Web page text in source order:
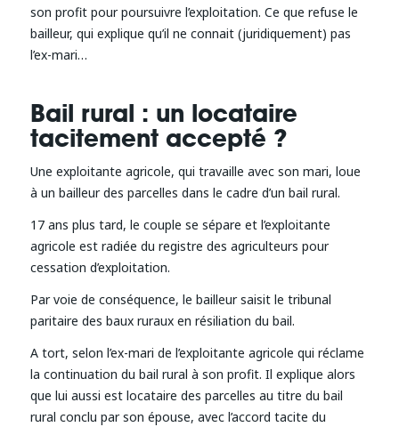
son profit pour poursuivre l’exploitation. Ce que refuse le
bailleur, qui explique qu’il ne connait (juridiquement) pas
l’ex-mari…
Bail rural : un locataire
tacitement accepté ?
Une exploitante agricole, qui travaille avec son mari, loue
à un bailleur des parcelles dans le cadre d’un bail rural.
17 ans plus tard, le couple se sépare et l’exploitante
agricole est radiée du registre des agriculteurs pour
cessation d’exploitation.
Par voie de conséquence, le bailleur saisit le tribunal
paritaire des baux ruraux en résiliation du bail.
A tort, selon l’ex-mari de l’exploitante agricole qui réclame
la continuation du bail rural à son profit. Il explique alors
que lui aussi est locataire des parcelles au titre du bail
rural conclu par son épouse, avec l’accord tacite du